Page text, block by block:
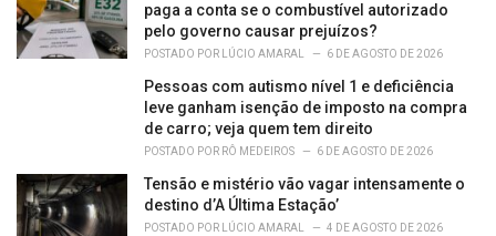
paga a conta se o combustível autorizado
pelo governo causar prejuízos?
POSTADO POR LÚCIO AMARAL 6 DE AGOSTO DE 2026
Pessoas com autismo nível 1 e deficiência
leve ganham isenção de imposto na compra
de carro; veja quem tem direito
POSTADO POR RÔ MEDEIROS 6 DE AGOSTO DE 2026
Tensão e mistério vão vagar intensamente o
destino d’A Última Estação’
POSTADO POR LÚCIO AMARAL 4 DE AGOSTO DE 2026